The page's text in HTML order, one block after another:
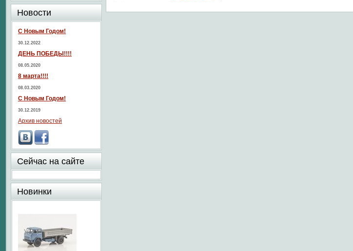
Новости
С Новым Годом!
30.12.2022
ДЕНЬ ПОБЕДЫ!!!!
08.05.2020
8 марта!!!!
08.03.2020
С Новым Годом!
30.12.2019
Архив новостей
Сейчас на сайте
Новинки